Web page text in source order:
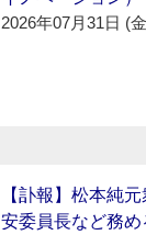
2026年07月31日 (
【訃報】松本純
安委員長など務め